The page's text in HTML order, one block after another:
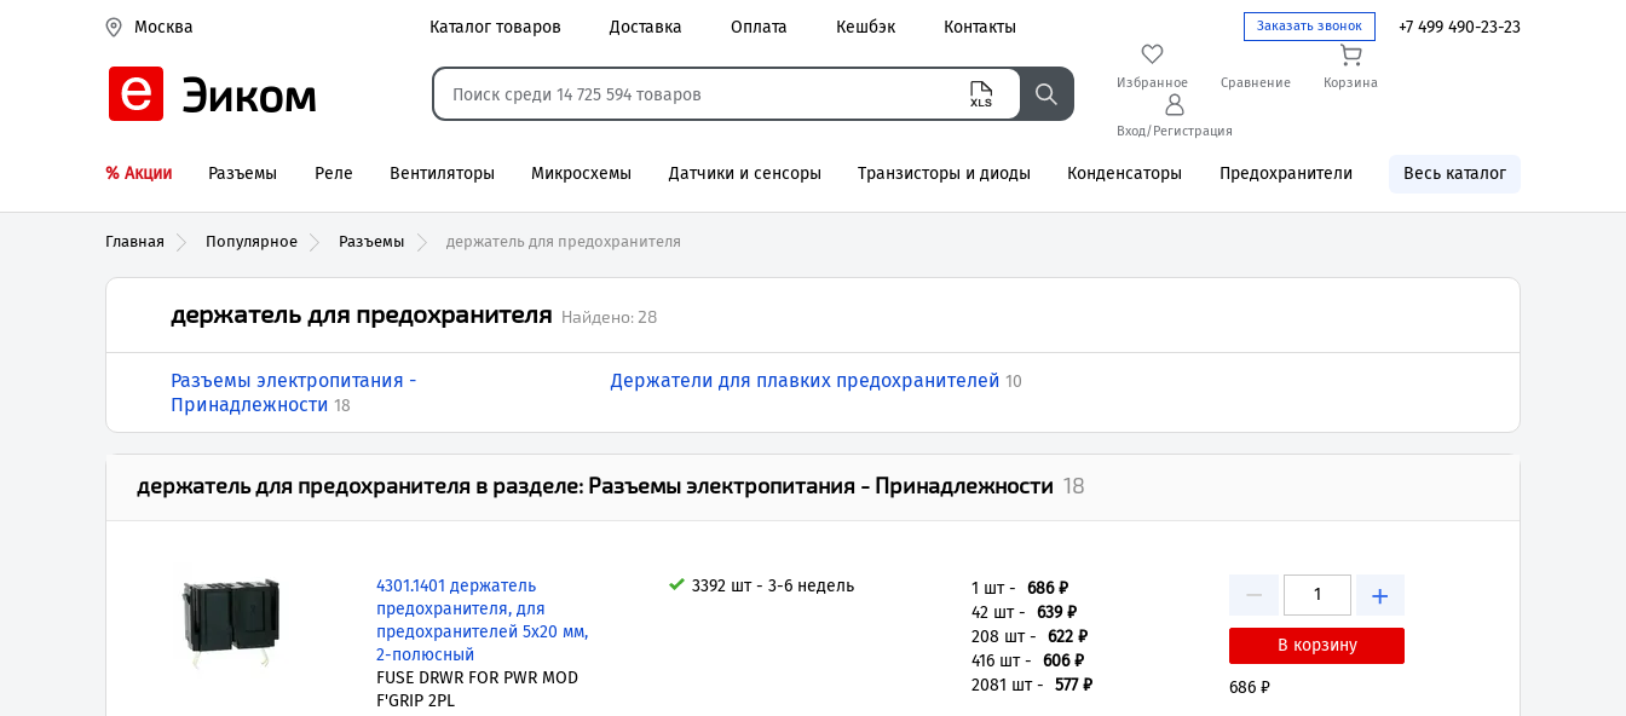
Москва Заказать звонок +7 499 490-23-23
Каталог товаров Доставка Оплата Кешбэк Контакты
Реле электромагнитные
Эиком Избранное Сравнение Корзина
Вход/Регистрация
% Акции Разъемы Реле Вентиляторы Микросхемы Датчики и сенсоры Транзисторы и диоды Конденсаторы Предохранители Весь каталог
Главная Популярное Разъемы держатель для предохранителя
держатель для предохранителя Найдено: 28
Разъемы электропитания -
Принадлежности 18
Держатели для плавких предохранителей 10
держатель для предохранителя в разделе: Разъемы электропитания - Принадлежности 18
4301.1401 держатель
предохранителя, для
предохранителей 5x20 мм,
2-полюсный
FUSE DRWR FOR PWR MOD
F'GRIP 2PL
3392 шт - 3-6 недель 1 шт - 686 ₽
42 шт - 639 ₽
208 шт - 622 ₽
416 шт - 606 ₽
2081 шт - 577 ₽
− +
686 ₽